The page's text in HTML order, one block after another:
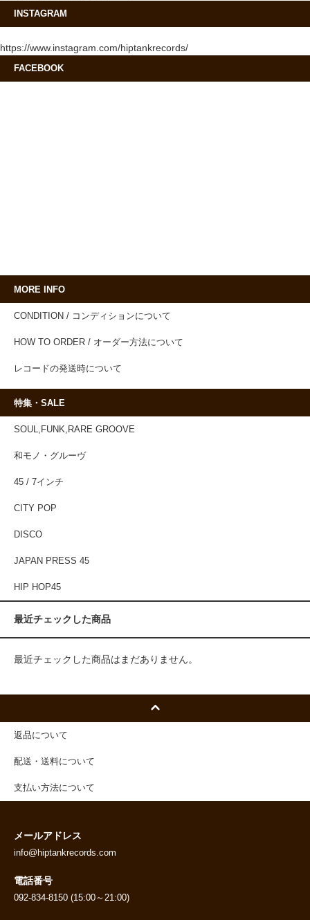
INSTAGRAM
https://www.instagram.com/hiptankrecords/
FACEBOOK
MORE INFO
CONDITION / コンディションについて
HOW TO ORDER / オーダー方法について
レコードの発送時について
特集・SALE
SOUL,FUNK,RARE GROOVE
和モノ・グルーヴ
45 / 7インチ
CITY POP
DISCO
JAPAN PRESS 45
HIP HOP45
最近チェックした商品
最近チェックした商品はまだありません。
返品について
配送・送料について
支払い方法について
メールアドレス
info@hiptankrecords.com
電話番号
092-834-8150 (15:00～21:00)